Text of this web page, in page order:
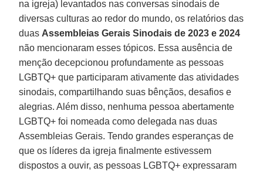
na igreja) levantados nas conversas sinodais de
diversas culturas ao redor do mundo, os relatórios das
duas Assembleias Gerais Sinodais de 2023 e 2024
não mencionaram esses tópicos. Essa ausência de
menção decepcionou profundamente as pessoas
LGBTQ+ que participaram ativamente das atividades
sinodais, compartilhando suas bênçãos, desafios e
alegrias. Além disso, nenhuma pessoa abertamente
LGBTQ+ foi nomeada como delegada nas duas
Assembleias Gerais. Tendo grandes esperanças de
que os líderes da igreja finalmente estivessem
dispostos a ouvir, as pessoas LGBTQ+ expressaram